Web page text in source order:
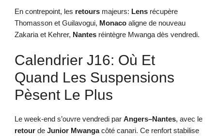
En contrepoint, les retours majeurs: Lens récupère
Thomasson et Guilavogui, Monaco aligne de nouveau
Zakaria et Kehrer, Nantes réintègre Mwanga dès vendredi.
Calendrier J16: Où Et
Quand Les Suspensions
Pèsent Le Plus
Le week-end s’ouvre vendredi par Angers–Nantes, avec le
retour de Junior Mwangacôté canari. Ce renfort stabilise